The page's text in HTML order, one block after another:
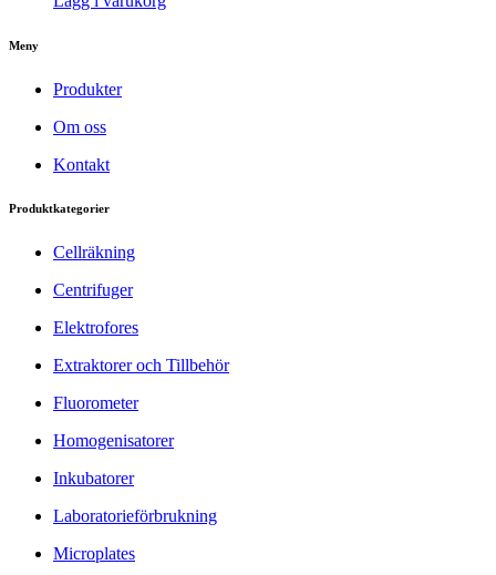
Meny
Produkter
Om oss
Kontakt
Produktkategorier
Cellräkning
Centrifuger
Elektrofores
Extraktorer och Tillbehör
Fluorometer
Homogenisatorer
Inkubatorer
Laboratorieförbrukning
Microplates